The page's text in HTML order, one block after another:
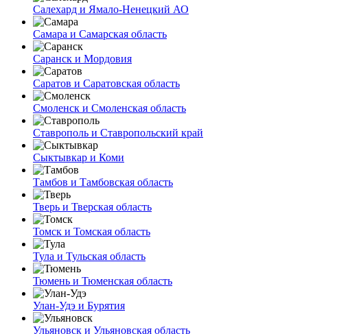
Салехард и Ямало-Ненецкий АО
Самара и Самарская область
Саранск и Мордовия
Саратов и Саратовская область
Смоленск и Смоленская область
Ставрополь и Ставропольский край
Сыктывкар и Коми
Тамбов и Тамбовская область
Тверь и Тверская область
Томск и Томская область
Тула и Тульская область
Тюмень и Тюменская область
Улан-Удэ и Бурятия
Ульяновск и Ульяновская область